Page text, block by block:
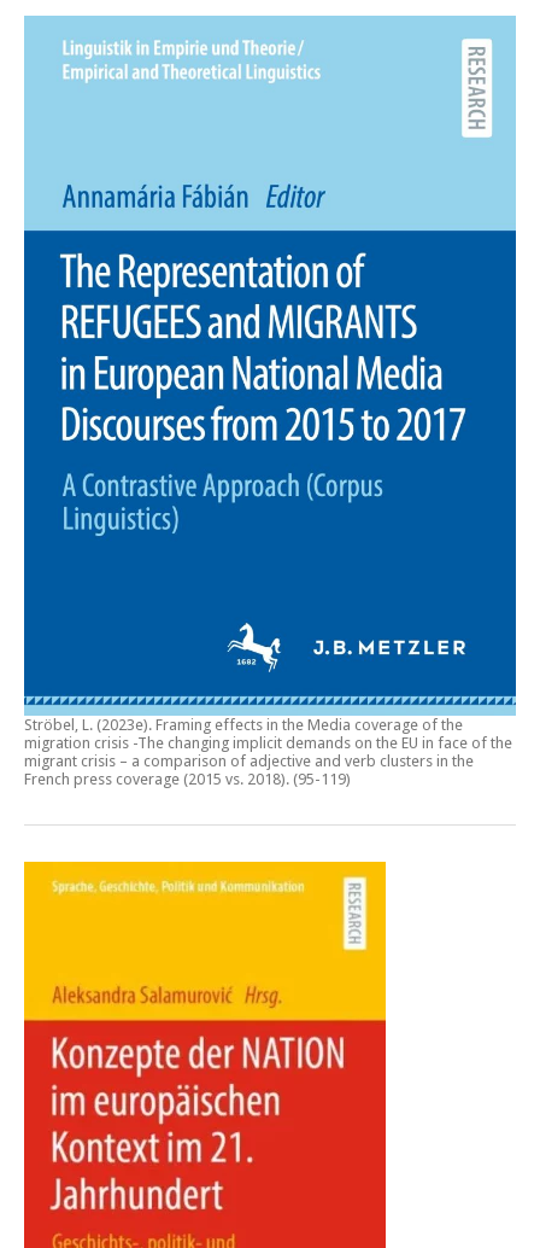
Ströbel, L. (2023e). Framing effects in the Media coverage of the
migration crisis -The changing implicit demands on the EU in face of the
migrant crisis – a comparison of adjective and verb clusters in the
French press coverage (2015 vs. 2018). (95-119)